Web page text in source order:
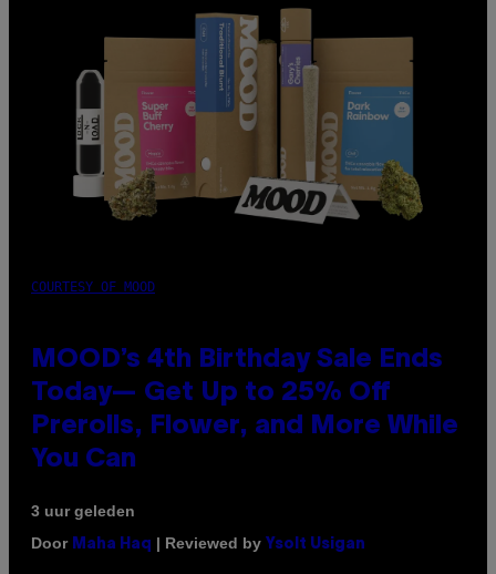
COURTESY OF MOOD
MOOD’s 4th Birthday Sale Ends
Today— Get Up to 25% Off
Prerolls, Flower, and More While
You Can
3 uur geleden
Door Maha Haq | Reviewed by Ysolt Usigan